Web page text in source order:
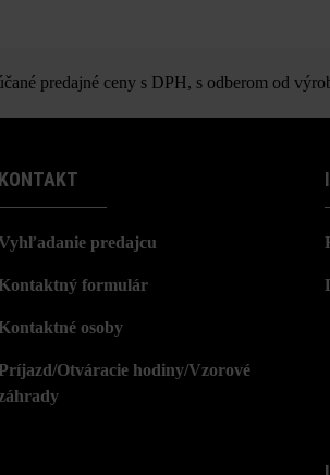
predajné ceny s DPH, s odberom od
KONTAKT
predajcu
formulár
osoby
Otváracie hodiny/Vzorové